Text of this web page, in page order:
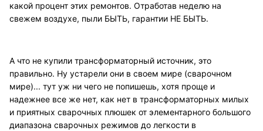
какой процент этих ремонтов. Отработав неделю на
свежем воздухе, пыли БЫТЬ, гарантии НЕ БЫТЬ.
А что не купили трансформаторный источник, это
правильно. Ну устарели они в своем мире (сварочном
мире)... тут уж ни чего не попишешь, хотя проще и
надежнее все же нет, как нет в трансформаторных милых
и приятных сварочных плюшек от элементарного большого
диапазона сварочных режимов до легкости в